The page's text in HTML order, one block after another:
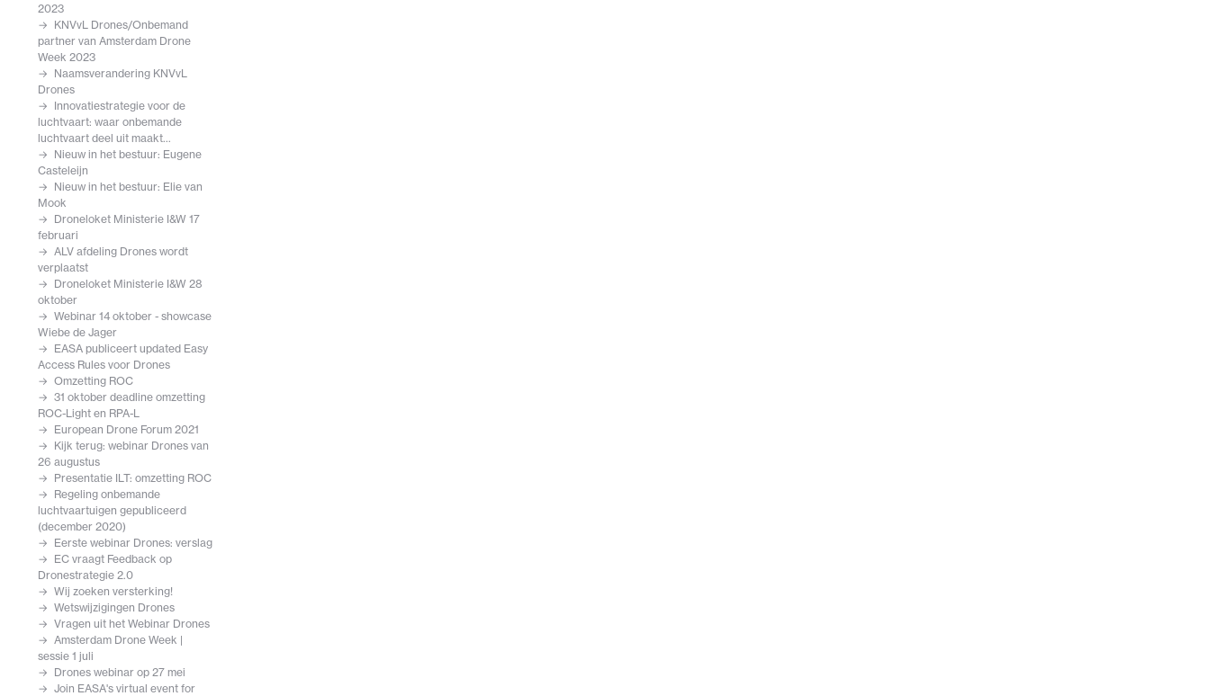
2023
KNVvL Drones/Onbemand
partner van Amsterdam Drone
Week 2023
Naamsverandering KNVvL
Drones
Innovatiestrategie voor de
luchtvaart: waar onbemande
luchtvaart deel uit maakt...
Nieuw in het bestuur: Eugene
Casteleijn
Nieuw in het bestuur: Elie van
Mook
Droneloket Ministerie I&W 17
februari
ALV afdeling Drones wordt
verplaatst
Droneloket Ministerie I&W 28
oktober
Webinar 14 oktober - showcase
Wiebe de Jager
EASA publiceert updated Easy
Access Rules voor Drones
Omzetting ROC
31 oktober deadline omzetting
ROC-Light en RPA-L
European Drone Forum 2021
Kijk terug: webinar Drones van
26 augustus
Presentatie ILT: omzetting ROC
Regeling onbemande
luchtvaartuigen gepubliceerd
(december 2020)
Eerste webinar Drones: verslag
EC vraagt Feedback op
Dronestrategie 2.0
Wij zoeken versterking!
Wetswijzigingen Drones
Vragen uit het Webinar Drones
Amsterdam Drone Week |
sessie 1 juli
Drones webinar op 27 mei
Join EASA's virtual event for